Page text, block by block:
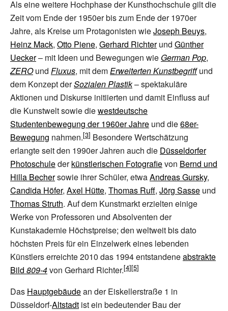
Als eine weitere Hochphase der Kunsthochschule gilt die
Zeit vom Ende der 1950er bis zum Ende der 1970er
Jahre, als Kreise um Protagonisten wieJoseph Beuys,
Heinz Mack, Otto Piene, Gerhard Richterund Günther
Uecker– mit Ideen und Bewegungen wie German Pop,
ZEROund Fluxus, mit demErweiterten Kunstbegriffund
dem Konzept derSozialen Plastik– spektakuläre
Aktionen und Diskurse initiierten und damit Einfluss auf
die Kunstwelt sowie diewestdeutsche
Studentenbewegung der 1960er Jahre und die68er-
Bewegung nahmen.
Besondere Wertschätzung
erlangte seit den 1990er Jahren auch die Düsseldorfer
Photoschulederkünstlerischen Fotografievon Bernd und
Hilla Bechersowie ihrer Schüler, etwaAndreas Gursky,
Candida Höfer, Axel Hütte, Thomas Ruff, Jörg Sasse und
Thomas Struth. Auf dem Kunstmarkt erzielten einige
Werke von Professoren und Absolventen der
Kunstakademie Höchstpreise; den weltweit bis dato
höchsten Preis für ein Einzelwerk eines lebenden
Künstlers erreichte 2010 das 1994 entstandeneabstrakte
Bild 809-4von Gerhard Richter.
Das Hauptgebäudean der Eiskellerstraße 1 in
Düsseldorf-Altstadt ist ein bedeutender Bau der